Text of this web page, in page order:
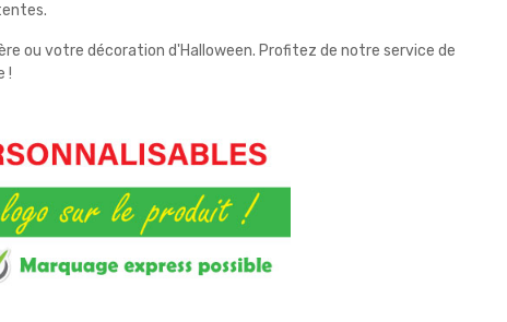
ou votre décoration d'Halloween. Profitez de notre service de
!